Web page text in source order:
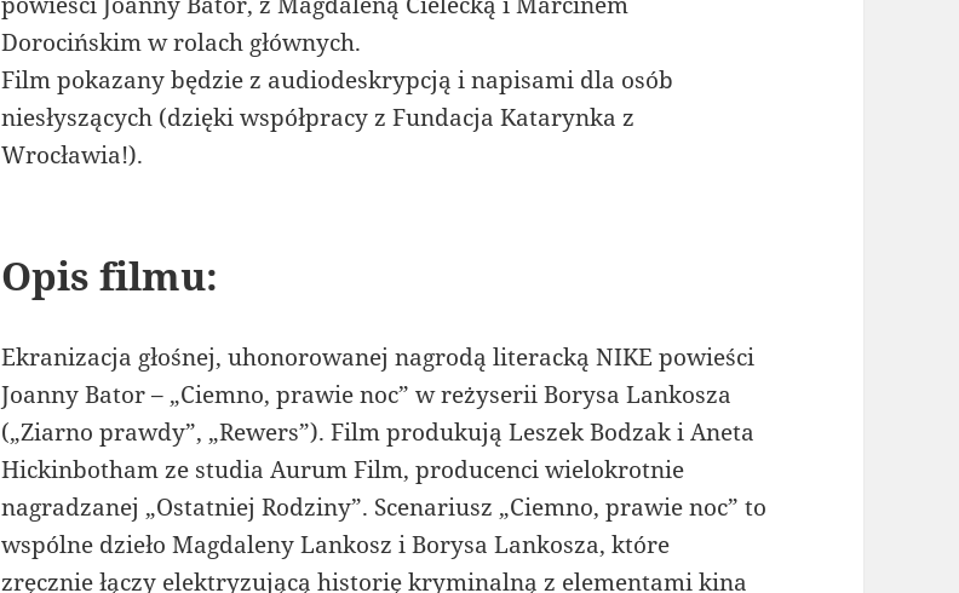
Dorocińskim w rolach głównych.
Film pokazany będzie z audiodeskrypcją i napisami dla osób
niesłyszących (dzięki współpracy z Fundacja Katarynka z
Wrocławia!).
Opis filmu:
Ekranizacja głośnej, uhonorowanej nagrodą literacką NIKE powieści
Joanny Bator – „Ciemno, prawie noc” w reżyserii Borysa Lankosza
(„Ziarno prawdy”, „Rewers”). Film produkują Leszek Bodzak i Aneta
Hickinbotham ze studia Aurum Film, producenci wielokrotnie
nagradzanej „Ostatniej Rodziny”. Scenariusz „Ciemno, prawie noc” to
wspólne dzieło Magdaleny Lankosz i Borysa Lankosza, które
zręcznie łączy elektryzującą historię kryminalną z elementami kina